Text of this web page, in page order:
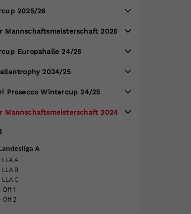
2025/26
Mannschaftsmeisterschaft 2025
Europahalle 24/25
2024/25
Prosecco Wintercup 24/25
Mannschaftsmeisterschaft 2024
A
A
B
C
Off 1
Off 2